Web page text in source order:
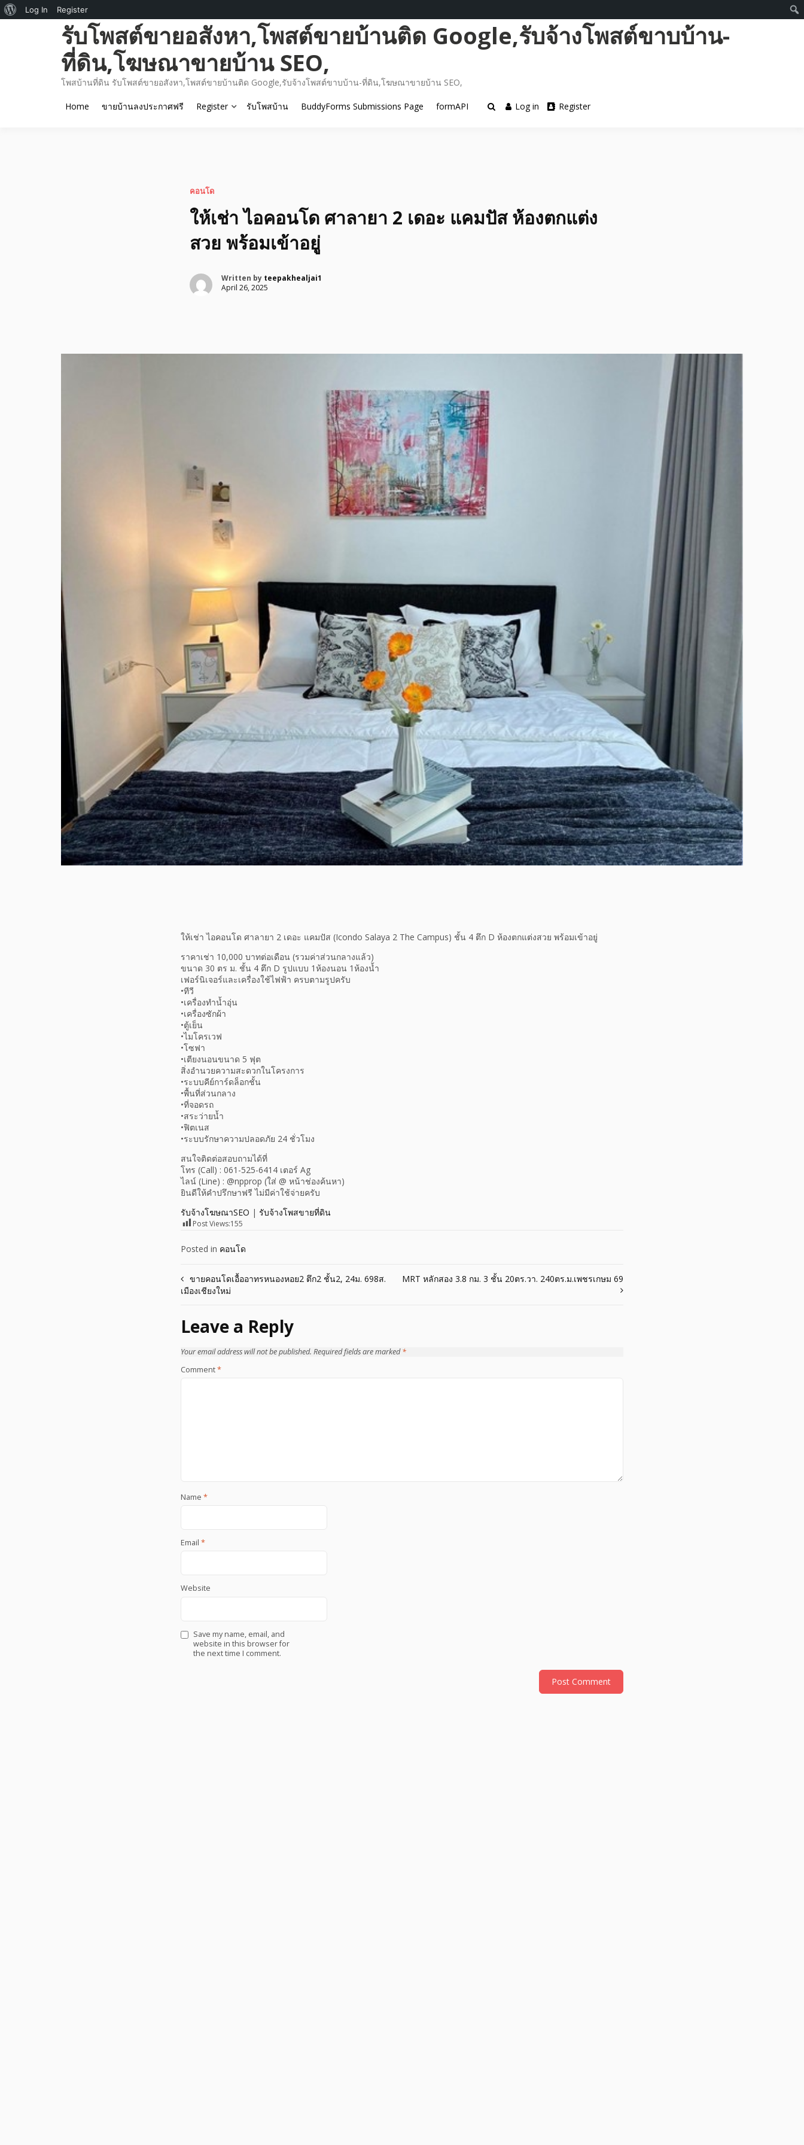
รับโพสต์ขายอสังหา,โพสต์ขายบ้านติด Google,รับจ้างโพสต์ขาบบ้าน-
ที่ดิน,โฆษณาขายบ้าน SEO,
โพสบ้านที่ดิน รับโพสต์ขายอสังหา,โพสต์ขายบ้านติด Google,รับจ้างโพสต์ขาบบ้าน-ที่ดิน,โฆษณาขายบ้าน SEO,
Home ขายบ้านลงประกาศฟรี Register รับโพสบ้าน BuddyForms Submissions Page formAPI Log in Register
คอนโด
ให้เช่า ไอคอนโด ศาลายา 2 เดอะ แคมปัส ห้องตกแต่ง
สวย พร้อมเข้าอยู่
Written by teepakhealjai1
April 26, 2025
ให้เช่า ไอคอนโด ศาลายา 2 เดอะ แคมปัส (Icondo Salaya 2 The Campus) ชั้น 4 ตึก D ห้องตกแต่งสวย พร้อมเข้าอยู่
ราคาเช่า 10,000 บาทต่อเดือน (รวมค่าส่วนกลางแล้ว)
ขนาด 30 ตร ม. ชั้น 4 ตึก D รูปแบบ 1ห้องนอน 1ห้องน้ำ
เฟอร์นิเจอร์และเครื่องใช้ไฟฟ้า ครบตามรูปครับ
•ทีวี
•เครื่องทำน้ำอุ่น
•เครื่องซักผ้า
•ตู้เย็น
•ไมโครเวฟ
•โซฟา
•เตียงนอนขนาด 5 ฟุต
สิ่งอำนวยความสะดวกในโครงการ
•ระบบคีย์การ์ดล็อกชั้น
•พื้นที่ส่วนกลาง
•ที่จอดรถ
•สระว่ายน้ำ
•ฟิตเนส
•ระบบรักษาความปลอดภัย 24 ชั่วโมง
สนใจติดต่อสอบถามได้ที่
โทร (Call) : 061-525-6414 เตอร์ Ag
ไลน์ (Line) : @npprop (ใส่ @ หน้าช่องค้นหา)
ยินดีให้คำปรึกษาฟรี ไม่มีค่าใช้จ่ายครับ
รับจ้างโฆษณาSEO | รับจ้างโพสขายที่ดิน
Post Views:155
Posted in คอนโด
Post
ขายคอนโดเอื้ออาทรหนองหอย2 ตึก2 ชั้น2, 24ม. 698ส.
เมืองเชียงใหม่
MRT หลักสอง 3.8 กม. 3 ชั้น 20ตร.วา. 240ตร.ม.เพชรเกษม 69
Leave a Reply
Your email address will not be published. Required fields are marked*
Comment*
Name *
Email *
Website
Save my name, email, and
website in this browser for
the next time I comment.
About
Log In Register